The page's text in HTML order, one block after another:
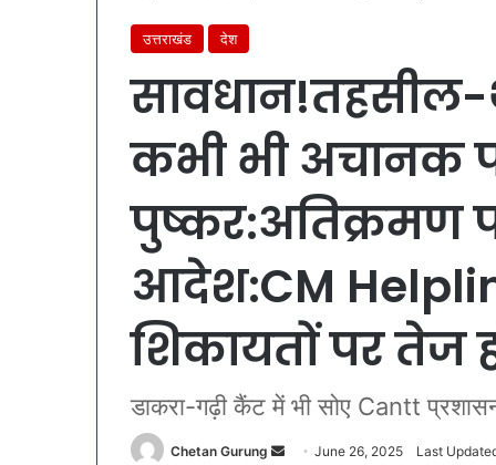
उत्तराखंड देश
कभी भी अचानक
पुष्कर:अतिक्रमण
आदेश:CM
शिकायतों पर तेज
डाकरा-गढ़ी कैंट में भी सोए Cantt
Chetan Gurung June 26, 2025 Last